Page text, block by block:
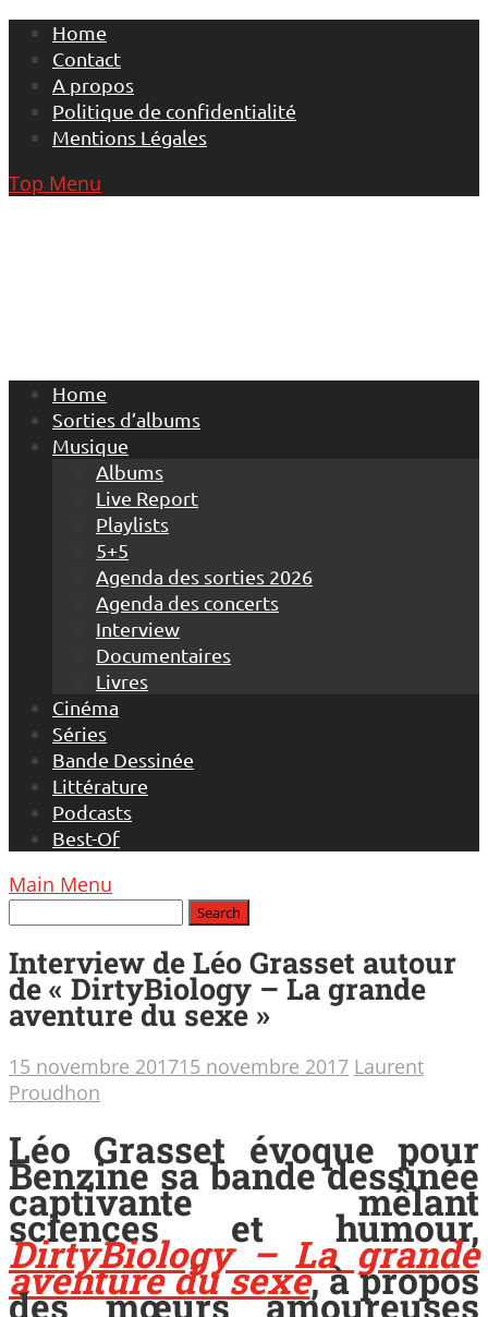
Skip
content
Home
Contact
A propos
Politique de confidentialité
Mentions Légales
Top Menu
Home
Sorties d’albums
Musique
Albums
Live Report
Playlists
5+5
Agenda des sorties 2026
Agenda des concerts
Interview
Documentaires
Livres
Cinéma
Séries
Bande Dessinée
Littérature
Podcasts
Best-Of
Main Menu
Interview de Léo Grasset autour
de « DirtyBiology – La grande
aventure du sexe »
15 novembre 201715 novembre 2017 Laurent
Proudhon
Léo Grasset évoque pour
Benzine sa bande dessinée
captivante mêlant
sciences et humour,
DirtyBiology – La grande
aventure du sexe, à propos
des mœurs amoureuses